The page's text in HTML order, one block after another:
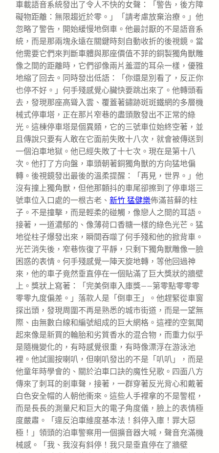
車載語音系統發出了令人不快的女聲：「警告，後方障
礙物距離：無限趨近於零。」「請考慮放棄治療。」他
忽略了警告，開始緩慢地倒車。他最討厭的不是語音系
統，而是那兩塊永遠在關鍵時刻自動收折的後視鏡。當
他需要它們來判斷車體與那座價值不菲的銅製獨角獸雕
像之間的距離時，它們卻像兩片羞澀的耳朵一樣，優雅
地縮了回去。同時發出低語：「你還是別看了，反正你
也停不好。」何手殘感覺心臟快要跳出來了。他轉頭看
去，發現那座高聳入雲、覆蓋著鏽跡斑斑鐵網的多層機
械式停車塔，正在那片窄巷的盡頭散發出不正常的綠
光。這棟停車塔是個異類，它的三號車位始終空著，並
且傳說只要有人敢在它面前失敗十八次，就會被傳送到
一個泊車地獄。他已經失敗了十七次。現在是第十八
次。他打了方向盤，車頭朝著銅獨角獸的方向猛地偏
轉。後視鏡發出最後的溫柔提醒：「再見，世界。」他
沒有撞上獨角獸，但他那顫抖的車尾卻擦到了停車塔三
號車位入口處的一根古老、 新竹 猛健樂佈滿苔蘚的柱
子。不是撞擊，而是輕柔的碰觸，像戀人之間的耳語。
接著，一道濃郁的、像薄荷口香糖一樣的綠色光芒。猛
地從柱子爆發出來，瞬間吞噬了何手殘和他的掀背車。
光芒消失後，窄巷恢復了平靜，只剩下獨角獸雕像一臉
困惑的表情。何手殘感覺一陣天旋地轉，等他回過神
來，他的車子竟然垂直停在一個貼滿了巨大獎狀的牆壁
上。獎狀上寫著：「完美倒車入庫獎——第零點零零零
零零九度偏差。」落款人是「倒車王」。他趕緊從車窗
探出頭，發現周圍不再是熟悉的城市街道，而是一望無
際、由無數白線和編號組成的巨大網格。這裡的空氣聞
起來像是新買的輪胎和劣質香水的混合物，而重力似乎
是隨機變化的，有時感覺很重，有時像漂浮在游泳池
裡。他試圖按喇叭，但喇叭發出的不是「叭叭」，而是
他童年時學會的、關於泊車口訣的魔性兒歌。四面八方
傳來了刺耳的剎車聲，接著，一群穿著反光背心和戴著
白色安全帽的人朝他衝來。這些人手裡拿的不是警棍，
而是長長的測量尺和巨大的電子角度儀，臉上的表情極
度嚴肅。「違反泊車維度基本法！斜停入庫！罪大惡
極！」領頭的泊車警察用一個擴音器大喊，聲音充滿機
械感。「我、我沒有斜停！我只是垂直停在了牆壁